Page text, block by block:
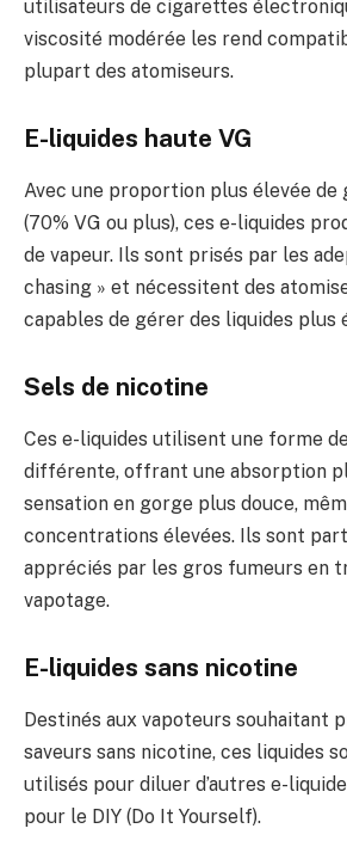
utilisateurs de cigarettes
viscosité modérée les rend
plupart des atomiseurs.
E-liquides haute VG
Avec une proportion plus élevée
(70% VG ou plus), ces e-liquides
de vapeur. Ils sont prisés par les
chasing » et nécessitent des
capables de gérer des liquides plus
Sels de nicotine
Ces e-liquides utilisent une forme
différente, offrant une absorption
sensation en gorge plus douce,
concentrations élevées. Ils sont
appréciés par les gros fumeurs en
vapotage.
E-liquides sans nicotine
Destinés aux vapoteurs souhaitant
saveurs sans nicotine, ces liquides
utilisés pour diluer d’autres e-
pour le DIY (Do It Yourself).